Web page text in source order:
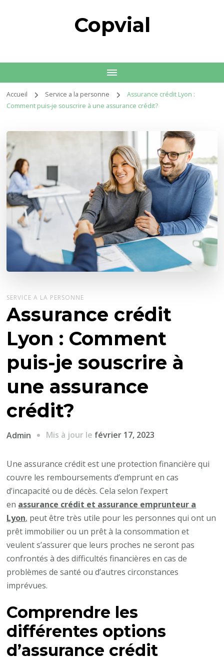
Copvial
Accueil Service a la personne
Assurance crédit Lyon :
Comment puis-je souscrire à une assurance crédit?
SERVICE A LA PERSONNE
Assurance crédit
Lyon : Comment
puis-je souscrire à
une assurance
crédit?
Admin Mis à jour le février 17, 2023
Une assurance crédit est une protection financière qui
couvre les remboursements d’emprunt en cas
d’incapacité ou de décès. Cela selon l’expert
en assurance crédit et assurance emprunteur a
Lyon, peut être très utile pour les personnes qui ont un
prêt immobilier ou un prêt à la consommation et
veulent s’assurer que leurs proches ne seront pas
confrontés à des difficultés financières en cas de
problèmes de santé ou d’autres circonstances
imprévues.
Comprendre les
différentes options
d’assurance crédit